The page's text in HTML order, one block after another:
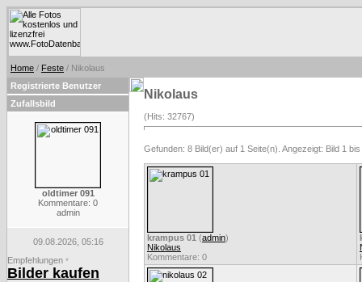
Home / Feste / Nikolaus
Registrierte Benutzer
Zufallsbild
oldtimer 091
Kommentare: 0
admin
09.08.2026, 05:16
Empfehlungen *
Bilder kaufen
Nikolaus
(Hits: 32767)
Gefunden: 8 Bild(er) auf 1 Seite(n). Angezeigt: Bild 1 bis
krampus 01 (admin)
Nikolaus
Kommentare: 0